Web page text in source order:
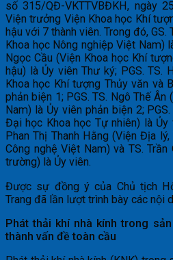
số 315/QĐ-VKTTVBĐKH, ngày
Viện trưởng Viện Khoa học Khí
hậu với 7 thành viên. Trong đó,
Khoa học Nông nghiệp Việt Nam)
Ngọc Cầu (Viện Khoa học Khí
hậu) là Ủy viên Thư ký; PGS. TS.
Khoa học Khí tượng Thủy văn và
phản biện 1; PGS. TS. Ngô Thế
Nam) là Ủy viên phản biện 2;
Đại học Khoa học Tự nhiên) là Ủy
Phan Thị Thanh Hằng (Viện Địa
Công nghệ Việt Nam) và TS.
trường) là Ủy viên.
Được sự đồng ý của Chủ tịch
Trang đã lần lượt trình bày các nội
Phát thải khí nhà kính trong
thành vấn đề toàn cầu